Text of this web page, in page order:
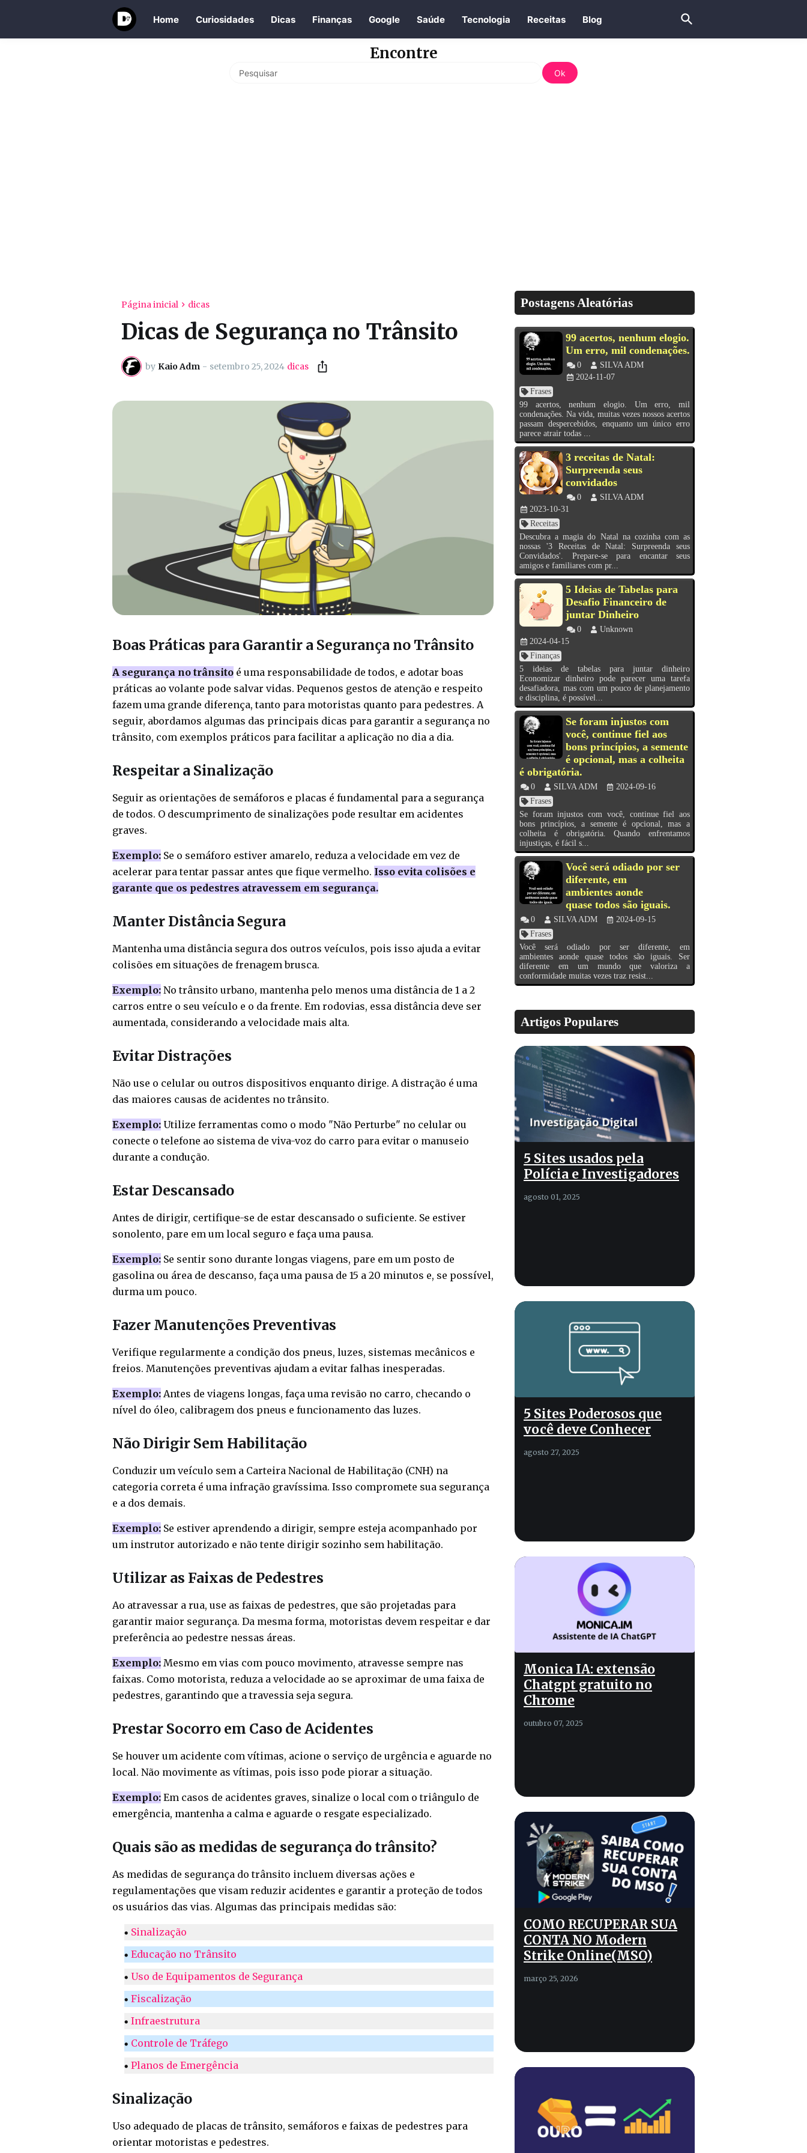
Home Curiosidades Dicas Finanças Google Saúde Tecnologia Receitas Blog
Encontre
Página inicial dicas
Dicas de Segurança no Trânsito
by Kaio Adm - setembro 25, 2024 dicas
Boas Práticas para Garantir a Segurança no Trânsito
A segurança no trânsito é uma responsabilidade de todos, e adotar boas
práticas ao volante pode salvar vidas. Pequenos gestos de atenção e respeito
fazem uma grande diferença, tanto para motoristas quanto para pedestres. A
seguir, abordamos algumas das principais dicas para garantir a segurança no
trânsito, com exemplos práticos para facilitar a aplicação no dia a dia.
Respeitar a Sinalização
Seguir as orientações de semáforos e placas é fundamental para a segurança
de todos. O descumprimento de sinalizações pode resultar em acidentes
graves.
Exemplo: Se o semáforo estiver amarelo, reduza a velocidade em vez de
acelerar para tentar passar antes que fique vermelho. Isso evita colisões e
garante que os pedestres atravessem em segurança.
Manter Distância Segura
Mantenha uma distância segura dos outros veículos, pois isso ajuda a evitar
colisões em situações de frenagem brusca.
Exemplo: No trânsito urbano, mantenha pelo menos uma distância de 1 a 2
carros entre o seu veículo e o da frente. Em rodovias, essa distância deve ser
aumentada, considerando a velocidade mais alta.
Evitar Distrações
Não use o celular ou outros dispositivos enquanto dirige. A distração é uma
das maiores causas de acidentes no trânsito.
Exemplo: Utilize ferramentas como o modo "Não Perturbe" no celular ou
conecte o telefone ao sistema de viva-voz do carro para evitar o manuseio
durante a condução.
Estar Descansado
Antes de dirigir, certifique-se de estar descansado o suficiente. Se estiver
sonolento, pare em um local seguro e faça uma pausa.
Exemplo: Se sentir sono durante longas viagens, pare em um posto de
gasolina ou área de descanso, faça uma pausa de 15 a 20 minutos e, se possível,
durma um pouco.
Fazer Manutenções Preventivas
Verifique regularmente a condição dos pneus, luzes, sistemas mecânicos e
freios. Manutenções preventivas ajudam a evitar falhas inesperadas.
Exemplo: Antes de viagens longas, faça uma revisão no carro, checando o
nível do óleo, calibragem dos pneus e funcionamento das luzes.
Não Dirigir Sem Habilitação
Conduzir um veículo sem a Carteira Nacional de Habilitação (CNH) na
categoria correta é uma infração gravíssima. Isso compromete sua segurança
e a dos demais.
Exemplo: Se estiver aprendendo a dirigir, sempre esteja acompanhado por
um instrutor autorizado e não tente dirigir sozinho sem habilitação.
Utilizar as Faixas de Pedestres
Ao atravessar a rua, use as faixas de pedestres, que são projetadas para
garantir maior segurança. Da mesma forma, motoristas devem respeitar e dar
preferência ao pedestre nessas áreas.
Exemplo: Mesmo em vias com pouco movimento, atravesse sempre nas
faixas. Como motorista, reduza a velocidade ao se aproximar de uma faixa de
pedestres, garantindo que a travessia seja segura.
Prestar Socorro em Caso de Acidentes
Se houver um acidente com vítimas, acione o serviço de urgência e aguarde no
local. Não movimente as vítimas, pois isso pode piorar a situação.
Exemplo: Em casos de acidentes graves, sinalize o local com o triângulo de
emergência, mantenha a calma e aguarde o resgate especializado.
Quais são as medidas de segurança do trânsito?
As medidas de segurança do trânsito incluem diversas ações e
regulamentações que visam reduzir acidentes e garantir a proteção de todos
os usuários das vias. Algumas das principais medidas são:
Sinalização
Educação no Trânsito
Uso de Equipamentos de Segurança
Fiscalização
Infraestrutura
Controle de Tráfego
Planos de Emergência
Sinalização
Uso adequado de placas de trânsito, semáforos e faixas de pedestres para
orientar motoristas e pedestres.
Postagens Aleatórias
99 acertos, nenhum elogio.
Um erro, mil condenações.
0
SILVA ADM
2024-11-07
Frases
99 acertos, nenhum elogio. Um erro, mil
condenações. Na vida, muitas vezes nossos acertos
passam despercebidos, enquanto um único erro
parece atrair todas ...
3 receitas de Natal:
Surpreenda seus
convidados
0
SILVA ADM
2023-10-31
Receitas
Descubra a magia do Natal na cozinha com as
nossas '3 Receitas de Natal: Surpreenda seus
Convidados'. Prepare-se para encantar seus
amigos e familiares com pr...
5 Ideias de Tabelas para
Desafio Financeiro de
juntar Dinheiro
0
Unknown
2024-04-15
Finanças
5 ideias de tabelas para juntar dinheiro
Economizar dinheiro pode parecer uma tarefa
desafiadora, mas com um pouco de planejamento
e disciplina, é possível...
Se foram injustos com
você, continue fiel aos
bons princípios, a semente
é opcional, mas a colheita
é obrigatória.
0 SILVA ADM
2024-09-16
Frases
Se foram injustos com você, continue fiel aos
bons princípios, a semente é opcional, mas a
colheita é obrigatória. Quando enfrentamos
injustiças, é fácil s...
Você será odiado por ser
diferente, em
ambientes aonde
quase todos são iguais.
0 SILVA ADM
2024-09-15
Frases
Você será odiado por ser diferente, em
ambientes aonde quase todos são iguais. Ser
diferente em um mundo que valoriza a
conformidade muitas vezes traz resist...
Artigos Populares
5 Sites usados pela
Polícia e Investigadores
agosto 01, 2025
5 Sites Poderosos que
você deve Conhecer
agosto 27, 2025
Monica IA: extensão
Chatgpt gratuito no
Chrome
outubro 07, 2025
COMO RECUPERAR SUA
CONTA NO Modern
Strike Online(MSO)
março 25, 2026